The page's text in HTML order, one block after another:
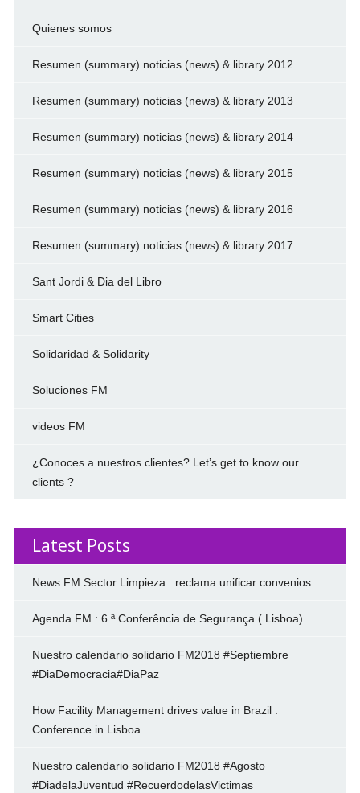
Quienes somos
Resumen (summary) noticias (news) & library 2012
Resumen (summary) noticias (news) & library 2013
Resumen (summary) noticias (news) & library 2014
Resumen (summary) noticias (news) & library 2015
Resumen (summary) noticias (news) & library 2016
Resumen (summary) noticias (news) & library 2017
Sant Jordi & Dia del Libro
Smart Cities
Solidaridad & Solidarity
Soluciones FM
videos FM
¿Conoces a nuestros clientes? Let’s get to know our
clients ?
Latest Posts
News FM Sector Limpieza : reclama unificar convenios.
Agenda FM : 6.ª Conferência de Segurança ( Lisboa)
Nuestro calendario solidario FM2018 #Septiembre
#DiaDemocracia#DiaPaz
How Facility Management drives value in Brazil :
Conference in Lisboa.
Nuestro calendario solidario FM2018 #Agosto
#DiadelaJuventud #RecuerdodelasVictimas